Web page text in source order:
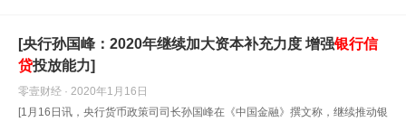
[央行孙国峰：2020年继续加大资本补充力度 增强银行信
贷投放能力]
零壹财经 · 2020年1月16日
[1月16日讯，央行货币政策司司长孙国峰在《中国金融》撰文称，继续推动银